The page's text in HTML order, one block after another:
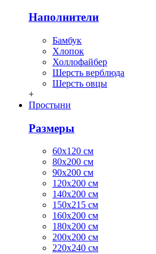
Наполнители
Бамбук
Хлопок
Холлофайбер
Шерсть верблюда
Шерсть овцы
+
Простыни
Размеры
60х120 см
80х200 см
90х200 см
120х200 см
140х200 см
150х215 см
160х200 см
180х200 см
200х200 см
220х240 см